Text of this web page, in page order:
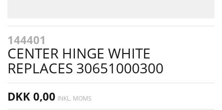
144401
CENTER HINGE WHITE
REPLACES 30651000300
DKK 0,00 INKL. MOMS